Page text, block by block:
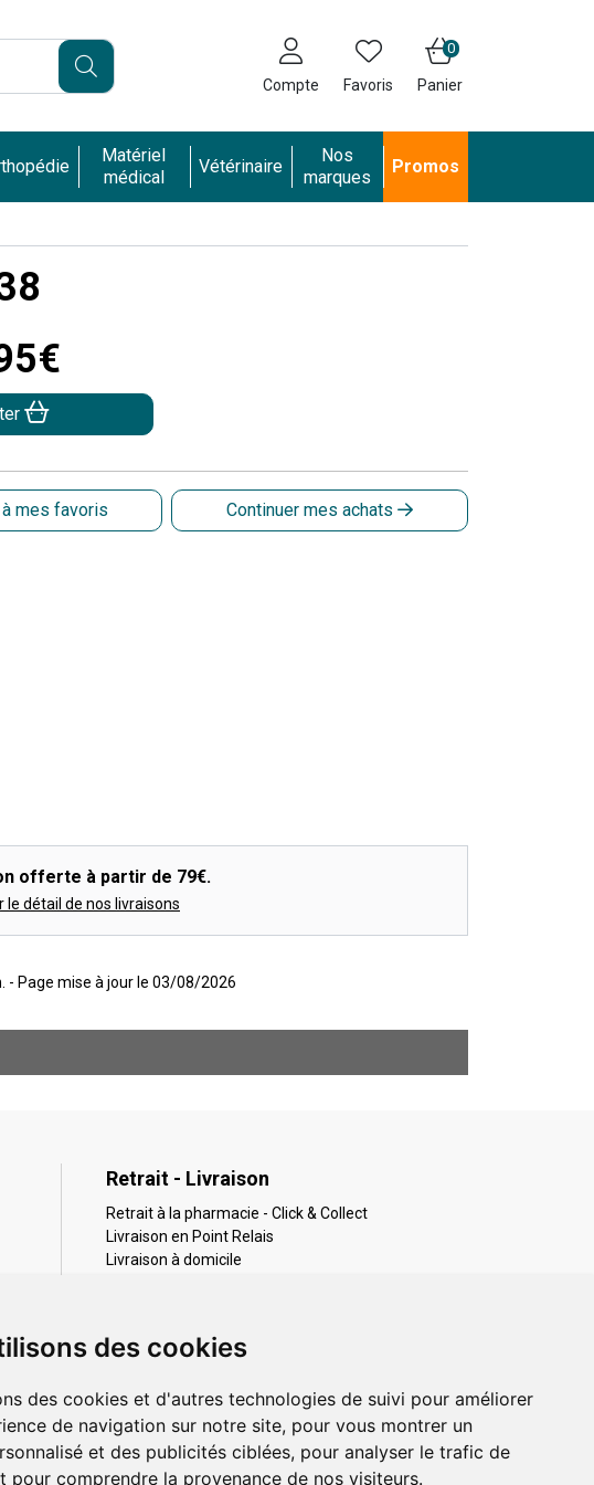
des cookies
des cookies et d'autres technologies de suivi pour améliorer
de navigation sur notre site, pour vous montrer un
et des publicités ciblées, pour analyser le trafic de
pour comprendre la provenance de nos visiteurs.
Compte Favoris Panier
0
Matériel
médical
Vétérinaire
Nos
marques
Promos
€
mes favoris Continuer mes achats
offerte à partir de 79€.
le détail de nos livraisons
- Page mise à jour le 03/08/2026
Retrait - Livraison
Retrait à la pharmacie - Click & Collect
Livraison en Point Relais
Livraison à domicile